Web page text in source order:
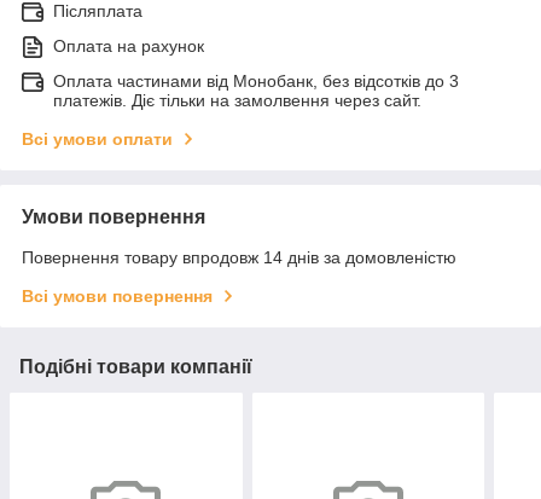
Післяплата
Оплата на рахунок
Оплата частинами від Монобанк, без відсотків до 3
платежів. Діє тільки на замолвення через сайт.
Всі умови оплати
Умови повернення
Повернення товару впродовж 14 днів за домовленістю
Всі умови повернення
Подібні товари компанії